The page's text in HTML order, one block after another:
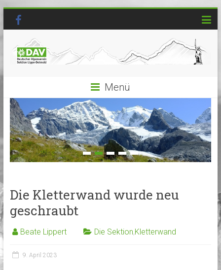
Menü
Die Kletterwand wurde neu
geschraubt
Beate Lippert Die Sektion,Kletterwand
9. April 2023